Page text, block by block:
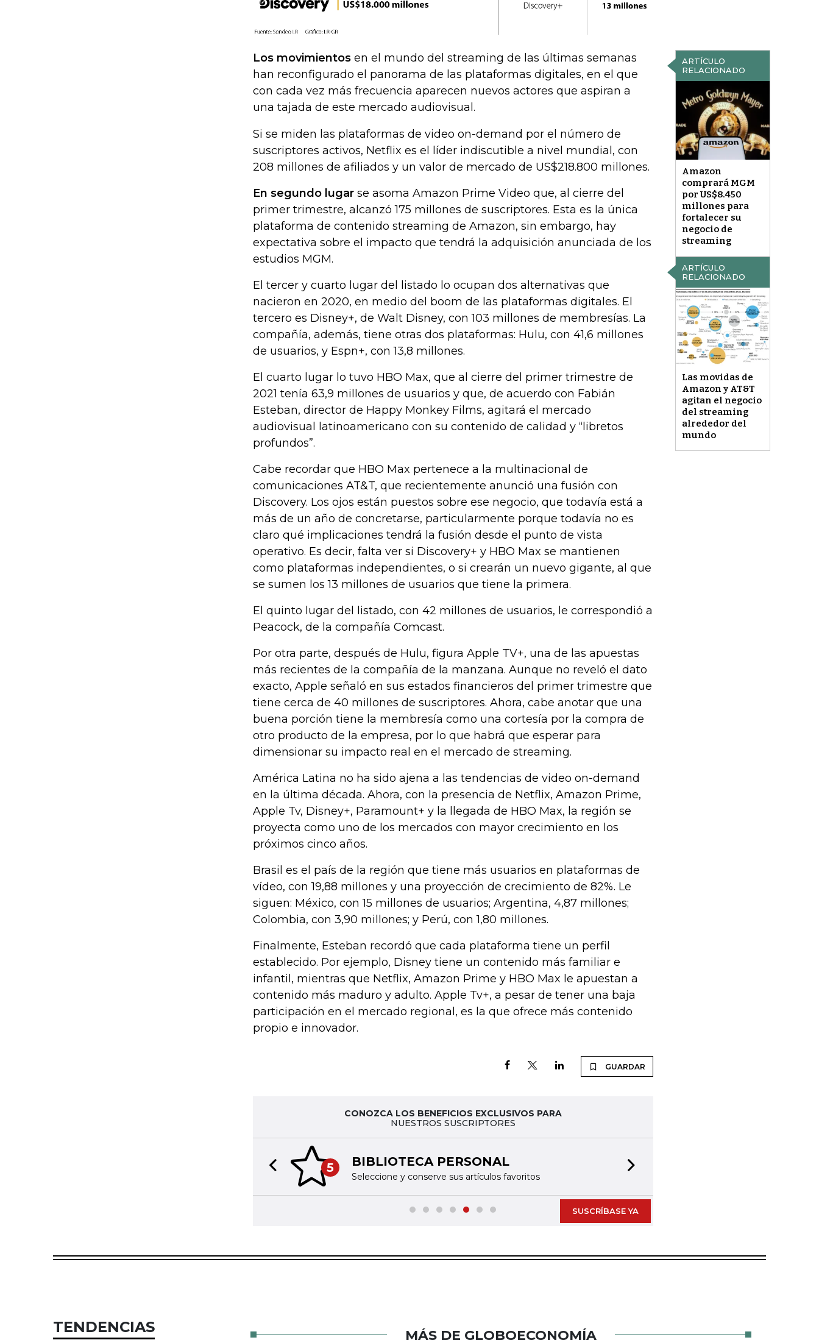
ARTÍCULO
RELACIONADO
Amazon
comprará MGM
por US$8.450
millones para
fortalecer su
negocio de
streaming
Los movimientos en el mundo del streaming de las últimas semanas
han reconfigurado el panorama de las plataformas digitales, en el que
con cada vez más frecuencia aparecen nuevos actores que aspiran a
una tajada de este mercado audiovisual.
Si se miden las plataformas de video on-demand por el número de
suscriptores activos, Netflix es el líder indiscutible a nivel mundial, con
208 millones de afiliados y un valor de mercado de US$218.800 millones.
ARTÍCULO
RELACIONADO
Las movidas de
Amazon y AT&T
agitan el negocio
del streaming
alrededor del
mundo
En segundo lugar se asoma Amazon Prime Video que, al cierre del
primer trimestre, alcanzó 175 millones de suscriptores. Esta es la única
plataforma de contenido streaming de Amazon, sin embargo, hay
expectativa sobre el impacto que tendrá la adquisición anunciada de los
estudios MGM.
El tercer y cuarto lugar del listado lo ocupan dos alternativas que
nacieron en 2020, en medio del boom de las plataformas digitales. El
tercero es Disney+, de Walt Disney, con 103 millones de membresías. La
compañía, además, tiene otras dos plataformas: Hulu, con 41,6 millones
de usuarios, y Espn+, con 13,8 millones.
El cuarto lugar lo tuvo HBO Max, que al cierre del primer trimestre de
2021 tenía 63,9 millones de usuarios y que, de acuerdo con Fabián
Esteban, director de Happy Monkey Films, agitará el mercado
audiovisual latinoamericano con su contenido de calidad y “libretos
profundos”.
Cabe recordar que HBO Max pertenece a la multinacional de
comunicaciones AT&T, que recientemente anunció una fusión con
Discovery. Los ojos están puestos sobre ese negocio, que todavía está a
más de un año de concretarse, particularmente porque todavía no es
claro qué implicaciones tendrá la fusión desde el punto de vista
operativo. Es decir, falta ver si Discovery+ y HBO Max se mantienen
como plataformas independientes, o si crearán un nuevo gigante, al que
se sumen los 13 millones de usuarios que tiene la primera.
El quinto lugar del listado, con 42 millones de usuarios, le correspondió a
Peacock, de la compañía Comcast.
Por otra parte, después de Hulu, figura Apple TV+, una de las apuestas
más recientes de la compañía de la manzana. Aunque no reveló el dato
exacto, Apple señaló en sus estados financieros del primer trimestre que
tiene cerca de 40 millones de suscriptores. Ahora, cabe anotar que una
buena porción tiene la membresía como una cortesía por la compra de
otro producto de la empresa, por lo que habrá que esperar para
dimensionar su impacto real en el mercado de streaming.
América Latina no ha sido ajena a las tendencias de video on-demand
en la última década. Ahora, con la presencia de Netflix, Amazon Prime,
Apple Tv, Disney+, Paramount+ y la llegada de HBO Max, la región se
proyecta como uno de los mercados con mayor crecimiento en los
próximos cinco años.
Brasil es el país de la región que tiene más usuarios en plataformas de
vídeo, con 19,88 millones y una proyección de crecimiento de 82%. Le
siguen: México, con 15 millones de usuarios; Argentina, 4,87 millones;
Colombia, con 3,90 millones; y Perú, con 1,80 millones.
Finalmente, Esteban recordó que cada plataforma tiene un perfil
establecido. Por ejemplo, Disney tiene un contenido más familiar e
infantil, mientras que Netflix, Amazon Prime y HBO Max le apuestan a
contenido más maduro y adulto. Apple Tv+, a pesar de tener una baja
participación en el mercado regional, es la que ofrece más contenido
propio e innovador.
GUARDAR
CONOZCA LOS BENEFICIOS EXCLUSIVOS PARA
NUESTROS SUSCRIPTORES
5 BIBLIOTECA PERSONAL
Seleccione y conserve sus artículos favoritos
Previous slide
SUSCRÍBASE YA
TENDENCIAS MÁS DE GLOBOECONOMÍA